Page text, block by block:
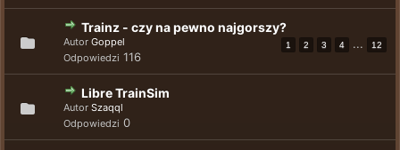
Trainz - czy na pewno najgorszy?
Autor Goppel 1 2 3 4 ... 12
Odpowiedzi 116
Libre TrainSim
Autor Szaqql
Odpowiedzi 0